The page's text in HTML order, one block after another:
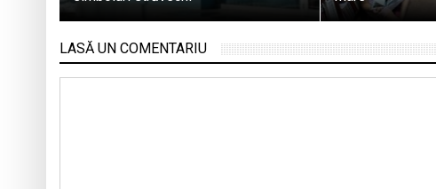
LASĂ UN COMENTARIU